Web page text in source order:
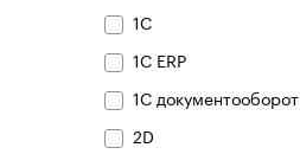
1С
1С ERP
1С документооборот
2D